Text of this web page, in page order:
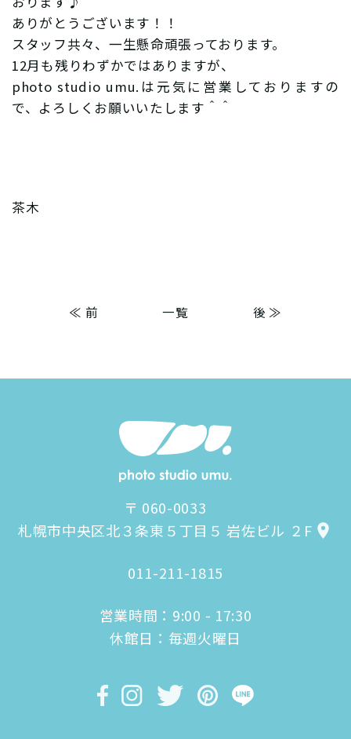
ありがとうございます！！
スタッフ共々、一生懸命頑張っております。
12月も残りわずかではありますが、
photo studio umu.は元気に営業しておりますの
で、よろしくお願いいたします＾＾
茶木
≪ 前 一覧 後 ≫
〒 060-0033
札幌市中央区北３条東５丁目５ 岩佐ビル ２F
011-211-1815
営業時間：9:00 - 17:30
休館日：毎週火曜日